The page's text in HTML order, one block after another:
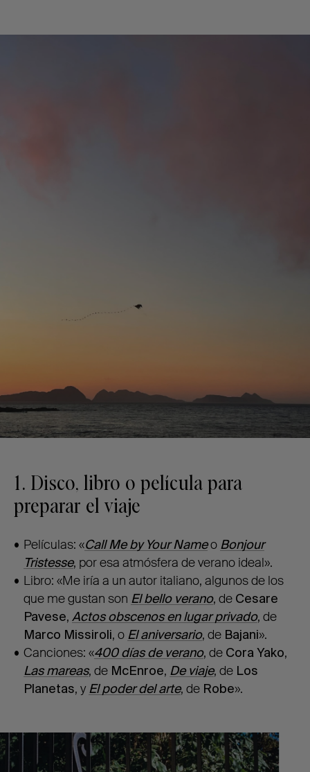
1. Disco, libro o película para
preparar el viaje
Películas: «Call Me by Your Nameo Bonjour
Tristesse, por esa atmósfera de verano ideal».
Libro: «Me iría a un autor italiano, algunos de los
que me gustan son El bello verano, de Cesare
Pavese, Actos obscenos en lugar privado, de
Marco Missiroli, o El aniversario, de Bajani».
Canciones: «400 días de verano, de Cora Yako,
Las mareas, de McEnroe, De viaje, de Los
Planetas, yEl poder del arte, de Robe».